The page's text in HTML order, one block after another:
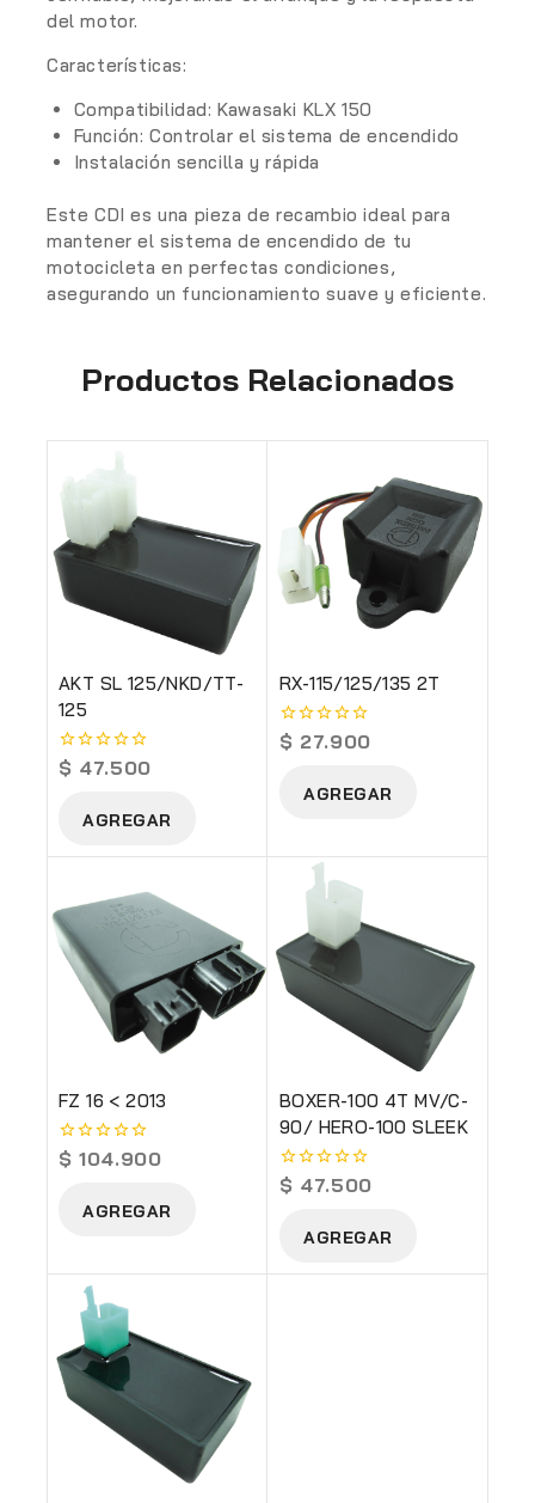
del motor.
Características:
Compatibilidad: Kawasaki KLX 150
Función: Controlar el sistema de encendido
Instalación sencilla y rápida
Este CDI es una pieza de recambio ideal para
mantener el sistema de encendido de tu
motocicleta en perfectas condiciones,
asegurando un funcionamiento suave y eficiente.
Productos Relacionados
AKT SL 125/NKD/TT-
125
0
out
$ 47.500
AGREGAR
RX-115/125/135 2T
0
out
$ 27.900
AGREGAR
FZ 16 < 2013
0
out
$ 104.900
AGREGAR
BOXER-100 4T MV/C-
90/ HERO-100 SLEEK
0
out
$ 47.500
AGREGAR